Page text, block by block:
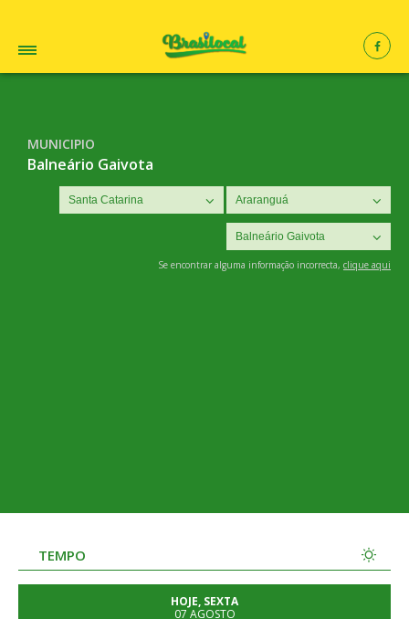
MUNICIPIO
Balneário Gaivota
Se encontrar alguma informação incorrecta, clique aqui
TEMPO
HOJE, SEXTA
07 AGOSTO